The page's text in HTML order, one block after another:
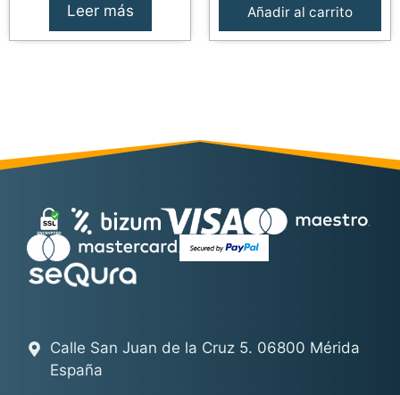
Leer más Añadir al carrito
Calle San Juan de la Cruz 5. 06800 Mérida
España